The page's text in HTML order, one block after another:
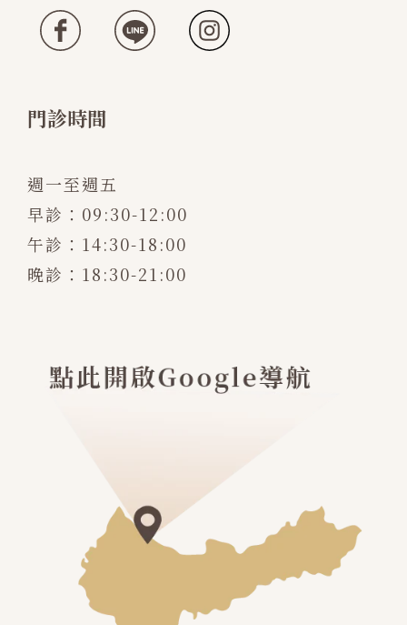
門診時間
週一至週五
早診：09:30-12:00
午診：14:30-18:00
晚診：18:30-21:00